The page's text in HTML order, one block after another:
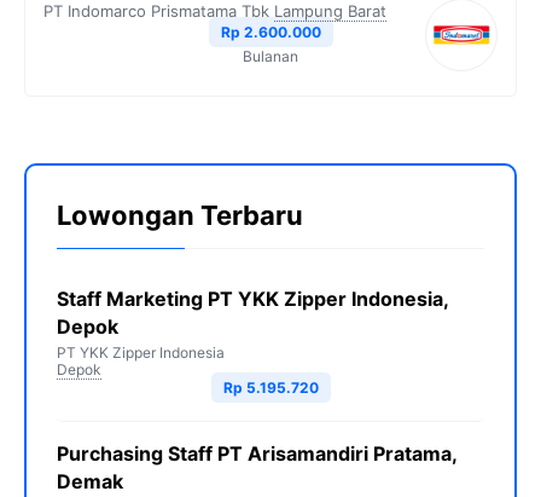
PT Indomarco Prismatama Tbk Lampung Barat
Rp 2.600.000
Bulanan
Lowongan Terbaru
Staff Marketing PT YKK Zipper Indonesia,
Depok
PT YKK Zipper Indonesia
Depok
Rp 5.195.720
Purchasing Staff PT Arisamandiri Pratama,
Demak